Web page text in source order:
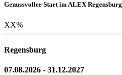
Genussvoller Start im ALEX Regensburg
XX%
Regensburg
07.08.2026 - 31.12.2027